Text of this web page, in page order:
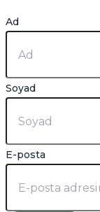
Ad
Soyad
E-posta